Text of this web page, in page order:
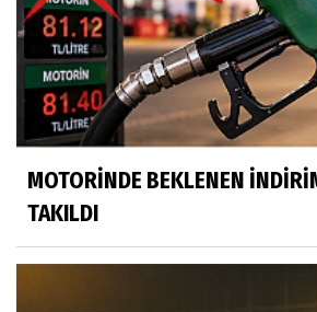
MOTORİNDE BEKLENEN
TAKILDI